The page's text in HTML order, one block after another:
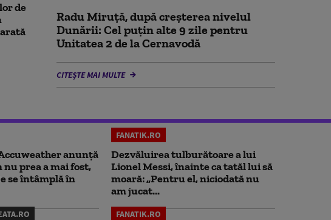
de
Radu Miruță, după creșterea nivelul
Dunării: Cel puțin alte 9 zile pentru
Unitatea 2 de la Cernavodă
CITEȘTE MAI MULTE
anunță
nu prea a mai fost,
se întâmplă în
FANATIK.RO
Dezvăluirea tulburătoare a lui
Lionel Messi, înainte ca tatăl lui să
moară: „Pentru el, niciodată nu
am jucat...
FANATIK.RO